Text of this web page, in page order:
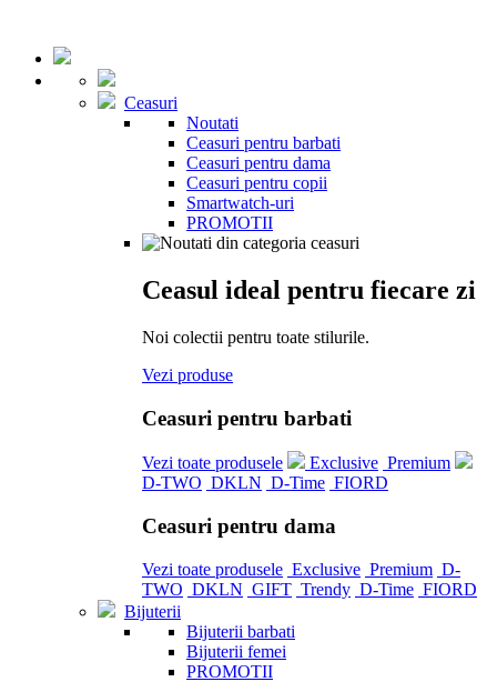
Ceasuri
Noutati
Ceasuri pentru barbati
Ceasuri pentru dama
Ceasuri pentru copii
Smartwatch-uri
PROMOTII
Ceasul ideal pentru fiecare zi
Noi colectii pentru toate stilurile.
Vezi produse
Ceasuri pentru barbati
Vezi toate produsele Exclusive Premium
D-TWO DKLN D-Time FIORD
Ceasuri pentru dama
Vezi toate produsele Exclusive Premium D-
TWO DKLN GIFT Trendy D-Time FIORD
Bijuterii
Bijuterii barbati
Bijuterii femei
PROMOTII